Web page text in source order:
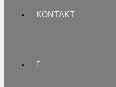
KONTAKT